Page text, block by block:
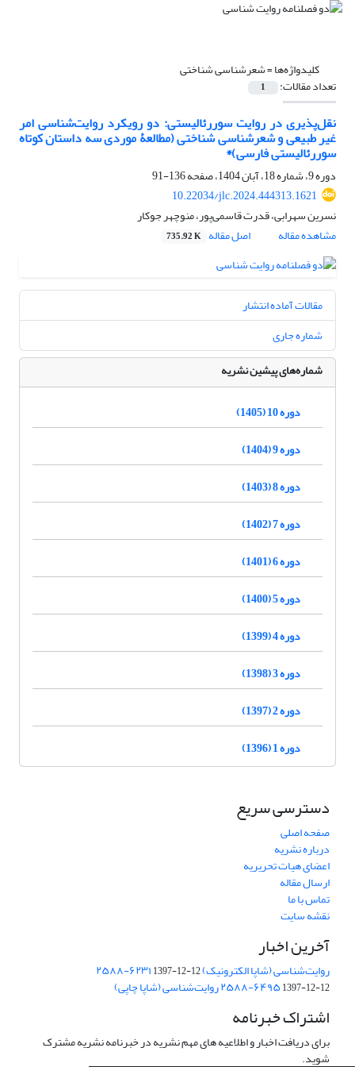
کلیدواژه‌ها =شعرشناسی شناختی
تعداد مقالات: 1
نقل‌پذیری در روایت سوررئالیستی: دو رویکرد روایت‌شناسی امر
غیر طبیعی و شعرشناسی شناختی (مطالعۀ موردی سه داستان کوتاه
سوررئالیستی فارسی)*
دوره 9، شماره 18، آبان 1404، صفحه
136-91
10.22034/jlc.2024.444313.1621
نسرین سهرابی، قدرت قاسمی‌پور، منوچهر جوکار
مشاهده مقاله
اصل مقاله 735.92 K
مقالات آماده انتشار
شماره جاری
شماره‌های پیشین نشریه
دوره 10 (1405)
دوره 9 (1404)
دوره 8 (1403)
دوره 7 (1402)
دوره 6 (1401)
دوره 5 (1400)
دوره 4 (1399)
دوره 3 (1398)
دوره 2 (1397)
دوره 1 (1396)
دسترسی سریع
صفحه اصلی
درباره نشریه
اعضای هیات تحریریه
ارسال مقاله
تماس با ما
نقشه سایت
آخرین اخبار
روایت‌شناسی (شاپا الکترونیک) ‪۲۵۸۸-۶۲۳۱1397-12-12
‪روایت‌شناسی (شاپا چاپی) ‪۲۵۸۸-۶۴۹۵1397-12-12
اشتراک خبرنامه
برای دریافت اخبار و اطلاعیه های مهم نشریه در خبرنامه نشریه مشترک
شوید.